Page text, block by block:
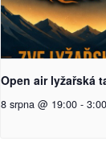
Open air lyžařská
8 srpna @ 19:00 - 3:00